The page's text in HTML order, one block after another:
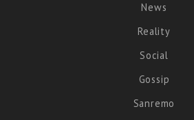
News
Reality
Social
Gossip
Sanremo